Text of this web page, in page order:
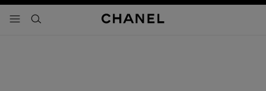
- navegación principal
buscar